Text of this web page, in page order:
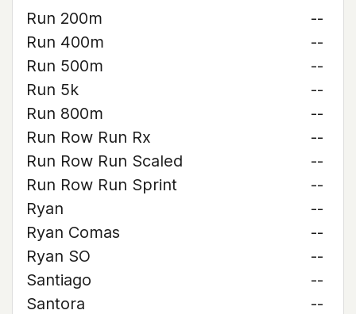
Run 200m
--
Run 400m
--
Run 500m
--
Run 5k
--
Run 800m
--
Run Row Run Rx
--
Run Row Run Scaled
--
Run Row Run Sprint
--
Ryan
--
Ryan Comas
--
Ryan SO
--
Santiago
--
Santora
--